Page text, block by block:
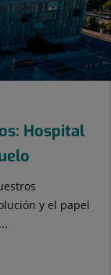
Hospital
y el papel